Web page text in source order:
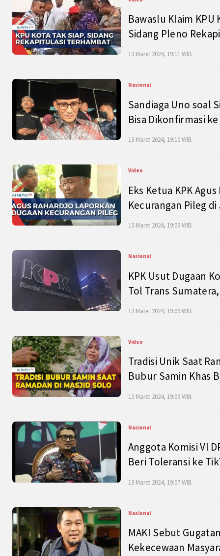
Bawaslu Klaim
Sidang Pleno
13 Maret 2024, 19:11 WIB
Nasional
Sandiaga Uno soal
Bisa Dikonfirmasi
13 Maret 2024, 19:10 WIB
Video
Eks Ketua KPK
Kecurangan Pileg
13 Maret 2024, 19:09 WIB
Nasional
KPK Usut Dugaan
Tol Trans
13 Maret 2024, 19:09 WIB
Video
Tradisi Unik Saat
Bubur Samin Khas
13 Maret 2024, 19:09 WIB
Nasional
Anggota Komisi VI
Beri Toleransi ke
13 Maret 2024, 19:07 WIB
Nasional
MAKI Sebut
Kekecewaan